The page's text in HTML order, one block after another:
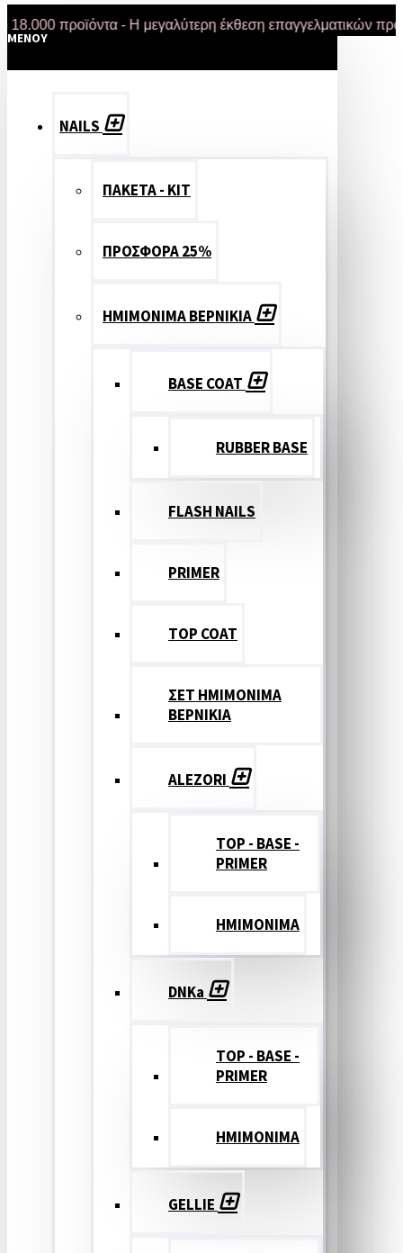
- Η μεγαλύτερη έκθεση επαγγελματικών
MENOY
NAILS
ΠΑΚΕΤΑ - ΚΙΤ
ΠΡΟΣΦΟΡΑ 25%
ΗΜΙΜΟΝΙΜΑ ΒΕΡΝΙΚΙΑ
BASE COAT
RUBBER BASE
FLASH NAILS
PRIMER
TOP COAT
ΣΕΤ ΗΜΙΜΟΝΙΜΑ
ΒΕΡΝΙΚΙΑ
ALEZORI
TOP - BASE -
PRIMER
ΗΜΙΜΟΝΙΜΑ
DNKa
TOP - BASE -
PRIMER
ΗΜΙΜΟΝΙΜΑ
GELLIE